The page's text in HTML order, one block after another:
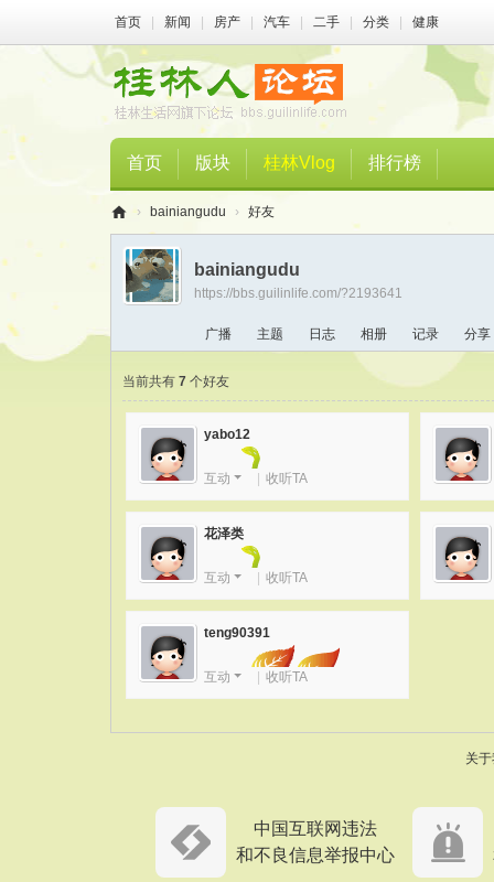
首页 新闻 房产 汽车 二手 分类 健康
首页 版块 桂林Vlog 排行榜
桂
林
人
› bainiangudu › 好友
bainiangudu
https://bbs.guilinlife.com/?2193641
广播 主题 日志 相册 记录 分享
当前共有 7 个好友
yabo12
等级1 积分数: 15
互动 收听TA
花泽类
等级1 积分数: 10
互动 收听TA
teng90391
等级26
3568
互动 收听TA
关
中国互联网违法
和不良信息举报中心